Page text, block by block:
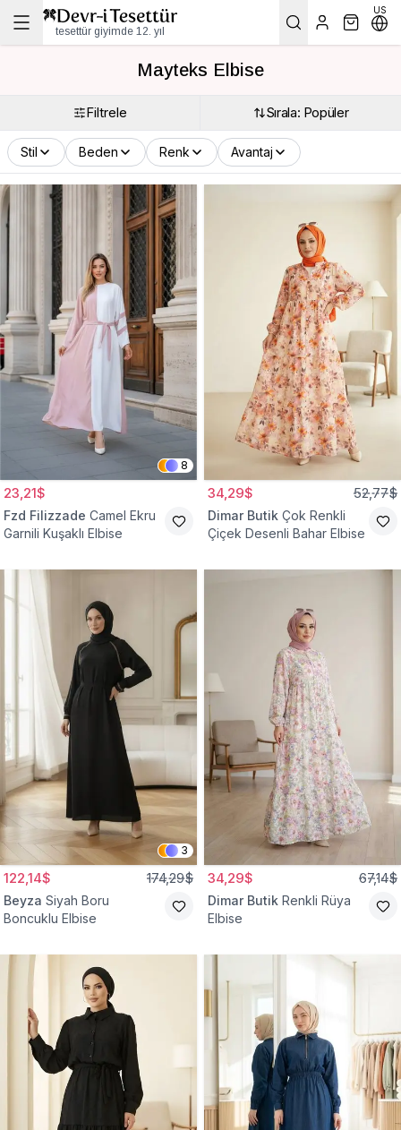
tesettür giyimde 12. yıl
US
Mayteks Elbise
Filtrele Sırala: Popüler
Stil Beden Renk Avantaj
8
23,21$
Fzd Filizzade Camel Ekru
Garnili Kuşaklı Elbise
34,29$ 52,77$
Dimar Butik Çok Renkli
Çiçek Desenli Bahar Elbise
3
122,14$ 174,29$
Beyza Siyah Boru
Boncuklu Elbise
34,29$ 67,14$
Dimar Butik Renkli Rüya
Elbise